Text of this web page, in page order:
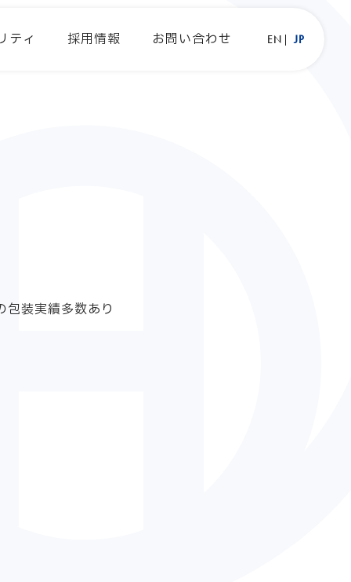
ティ 採用情報 お問い合わせ EN JP
包装実績多数あり